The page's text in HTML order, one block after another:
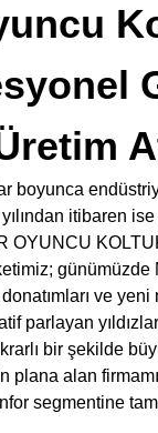
boyunca
itibaren
OYUNCU
günümüzde
ve
parlayan
bir şekilde
plana alan
segmentine